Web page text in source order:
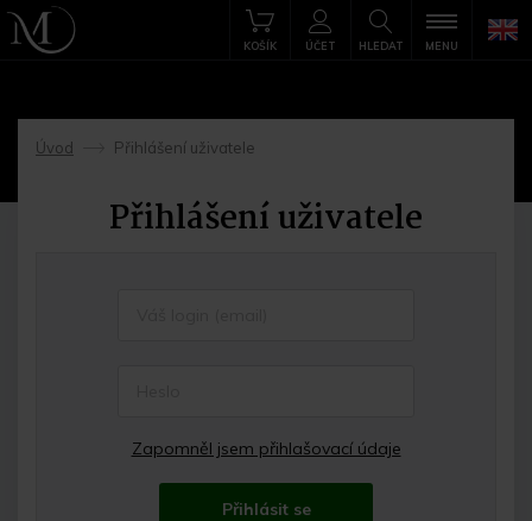
HLEDAT
KOŠÍK ÚČET MENU
Úvod
->
Přihlášení uživatele
Přihlášení uživatele
Zapomněl jsem přihlašovací údaje
Přihlásit se